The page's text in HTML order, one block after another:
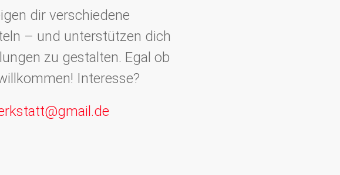
dir verschiedene
– und unterstützen dich
zu gestalten. Egal ob
Interesse?